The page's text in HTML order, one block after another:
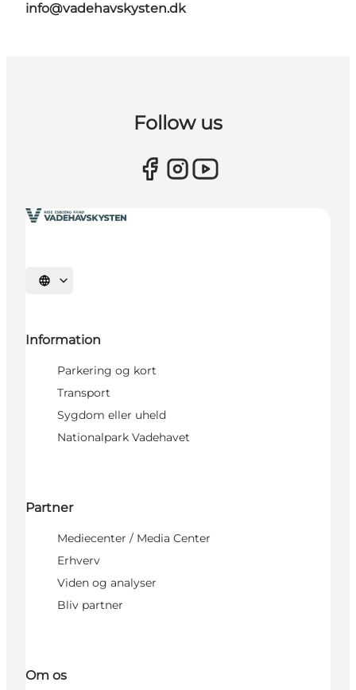
info@vadehavskysten.dk
Follow us
Vælg sprog
Information
Parkering og kort
Transport
Sygdom eller uheld
Nationalpark Vadehavet
Partner
Mediecenter / Media Center
Erhverv
Viden og analyser
Bliv partner
Om os